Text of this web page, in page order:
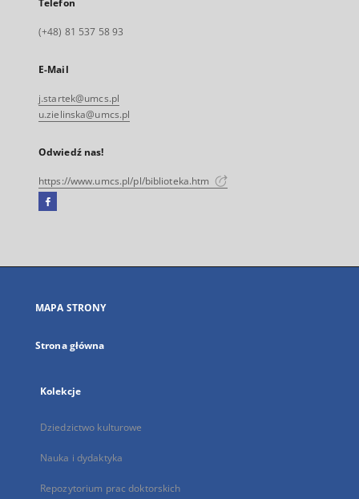
Telefon
(+48) 81 537 58 93
E-Mail
j.startek@umcs.pl
u.zielinska@umcs.pl
Odwiedź nas!
https://www.umcs.pl/pl/biblioteka.htm
Facebook
się
karcie
MAPA STRONY
Strona główna
Kolekcje
Dziedzictwo kulturowe
Nauka i dydaktyka
Repozytorium prac doktorskich